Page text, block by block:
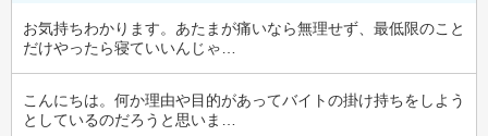
お気持ちわかります。あたまが痛いなら無理せず、最低限のこと
だけやったら寝ていいんじゃ…
こんにちは。何か理由や目的があってバイトの掛け持ちをしよう
としているのだろうと思いま…